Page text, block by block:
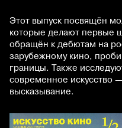
Этот выпуск посвящён
которые делают первые
обращён к дебютам на
зарубежному кино,
границы. Также
современное искусство
высказывание.